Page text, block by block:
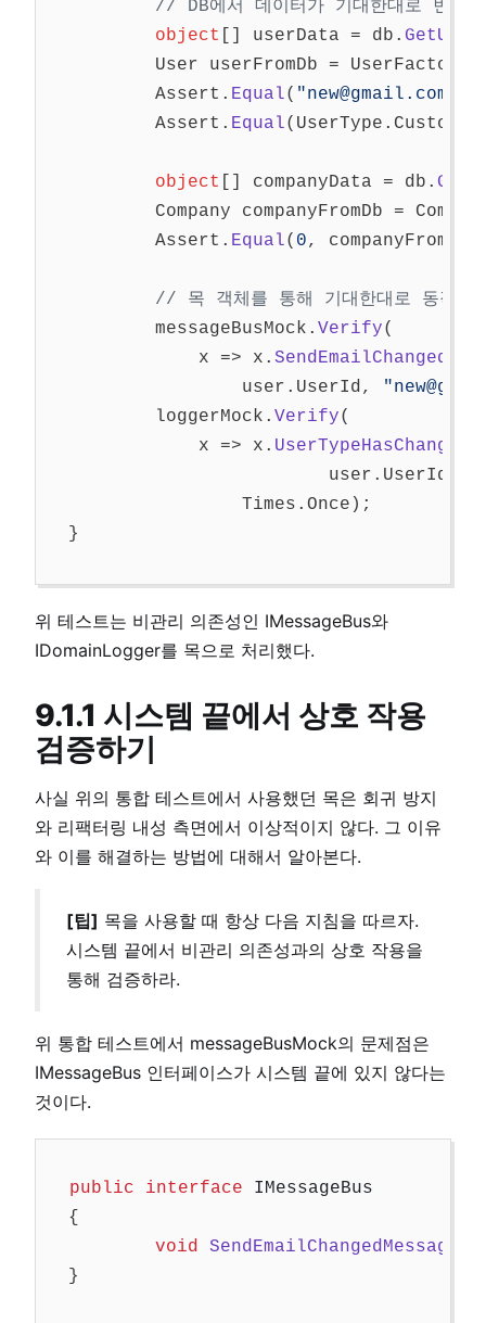
// DB에서 데이터가 기대한대로 변경
object
userData = db .
User
userFromDb = UserFactory
Assert . Equal( "new@gmail.com"
Assert . Equal( UserType . Customer
object companyData = db .
Company
companyFromDb =
Assert . Equal( 0, companyFromDb
// 목 객체를 통해 기대한대로 동작되
messageBusMock . Verify(
x
=> x .
user . UserId,
loggerMock . Verify(
x
=> x . UserTypeHasChanged
user . UserId
Times . Once );
}
위 테스트는 비관리 의존성인 IMessageBus와
IDomainLogger를 목으로 처리했다.
9.1.1 시스템 끝에서 상호 작용
검증하기
사실 위의 통합 테스트에서 사용했던 목은 회귀 방지
와 리팩터링 내성 측면에서 이상적이지 않다. 그 이유
와 이를 해결하는 방법에 대해서 알아본다.
[팁] 목을 사용할 때 항상 다음 지침을 따르자.
시스템 끝에서 비관리 의존성과의 상호 작용을
통해 검증하라.
위 통합 테스트에서 messageBusMock의 문제점은
IMessageBus 인터페이스가 시스템 끝에 있지 않다는
것이다.
public interface
IMessageBus
{
void
SendEmailChangedMessage
}